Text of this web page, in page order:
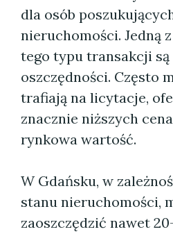
dla osób
nieruchomości. Jedną
tego typu transakcji
oszczędności. Często
trafiają na licytacje,
znacznie niższych
rynkowa wartość.
W Gdańsku, w
stanu nieruchomości,
zaoszczędzić nawet